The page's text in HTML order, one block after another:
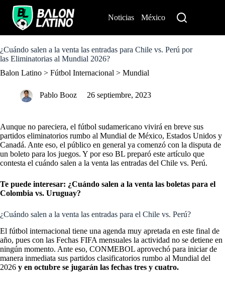
o
c
n
Noticias México
¿Cuándo salen a la venta las entradas para Chile vs. Perú por
las Eliminatorias al Mundial 2026?
Balon Latino > Fútbol Internacional > Mundial
Pablo Booz 26 septiembre, 2023
Aunque no pareciera, el fútbol sudamericano vivirá en breve sus
partidos eliminatorios rumbo al Mundial de México, Estados Unidos y
Canadá. Ante eso, el público en general ya comenzó con la disputa de
un boleto para los juegos. Y por eso BL preparó este artículo que
contesta el cuándo salen a la venta las entradas del Chile vs. Perú.
Te puede interesar: ¿Cuándo salen a la venta las boletas para el
Colombia vs. Uruguay?
¿Cuándo salen a la venta las entradas para el Chile vs. Perú?
El fútbol internacional tiene una agenda muy apretada en este final de
año, pues con las Fechas FIFA mensuales la actividad no se detiene en
ningún momento. Ante eso, CONMEBOL aprovechó para iniciar de
manera inmediata sus partidos clasificatorios rumbo al Mundial del
2026 y en octubre se jugarán las fechas tres y cuatro.